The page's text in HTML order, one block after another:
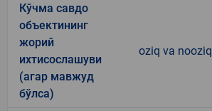
Кўчма савдо
объектининг
жорий
ихтисослашуви
(агар мавжуд
бўлса)
oziq va nooziq